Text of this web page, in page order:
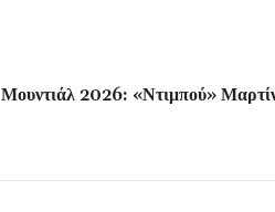
Μουντιάλ 2026: «Ντιμπού»